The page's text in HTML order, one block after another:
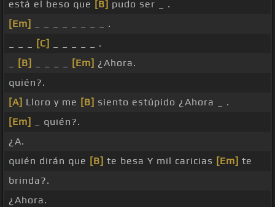
está el beso que [B] pudo ser _ .
[Em]
_ _ _ _ _ _ _ _ .
[C]
_ _ _ _ _ .
[B] [Em] ¿Ahora.
quién?.
[A] Lloro y me [B] siento estúpido ¿Ahora _ .
[Em]
_ quién?.
¿A.
quién dirán que [B] te besa Y mil caricias [Em] te
brinda?.
¿Ahora.